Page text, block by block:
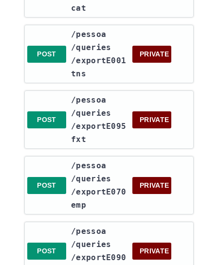
cat
POST
​/pessoa​
/queries​
/exportE001
tns
PRIVATE
POST
​/pessoa​
/queries​
/exportE095
fxt
PRIVATE
POST
​/pessoa​
/queries​
/exportE070
emp
PRIVATE
POST
​/pessoa​
/queries​
/exportE090
PRIVATE